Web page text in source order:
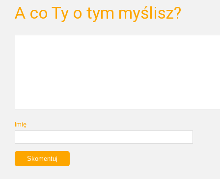
A co Ty o tym myślisz?
Imię